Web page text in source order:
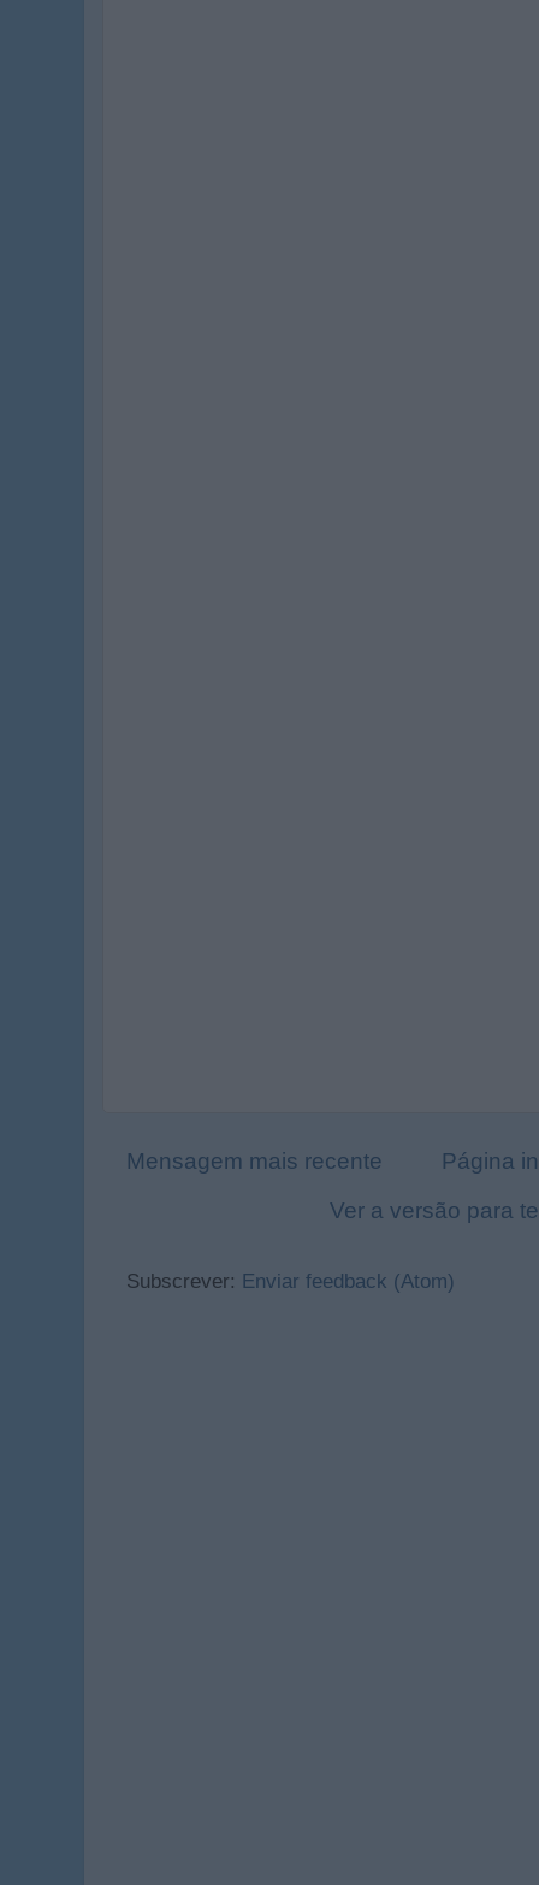
Mensagem mais recente
Página
Ver a versão para
Subscrever: Enviar feedback (Atom)